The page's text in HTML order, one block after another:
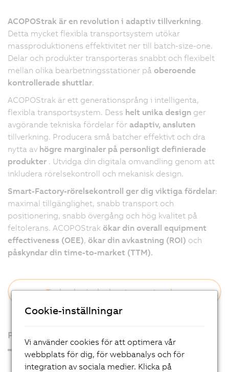
ACOPOStrak är en revolution i adaptiv tillverkning.
Detta mycket flexibla transportsystem utökar
massproduktionens effektivitet ner till batch-size-one.
Delar och produkter transporteras snabbt och flexibelt
mellan olika bearbetningsstationer på oberoende
kontrollerade shuttlar.
ACOPOStrak är ett generationsprång i intelligenta,
flexibla transportsystem. Dess helt unika design ger
avgörande tekniska fördelar för adaptiv, ansluten
tillverkning. Producera små batcher effektivt och dra
nytta av högre marginaler på personligt definierade
produkter . Utvidga din digitala omvandling genom att
inkludera rörelsekontroll och mekanisk design.
Smart-Factory-rörelsekontroll ger dig viktiga fördelar:
maximal tillgänglighet, snabb transport och
positionering, snabb övergång och hög kvalitet på
feltolerans. ACOPOStrak ökar din overall equipment
effectiveness (OEE), ökar din avkastning (ROI) och
påskyndar din time-to-market (TTM).
» Technological advantages at a glance
Produkter
Industrial PCs
Cookie-inställningar
Vi använder cookies för att optimera vår
webbplats för dig, för webbanalys och för
integration av sociala medier. Klicka på